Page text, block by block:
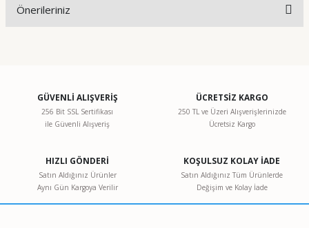
Önerileriniz
Görüş ve önerileriniz için teşekkür ederiz.
Ürün resmi kalitesiz, bozuk veya görüntülenemiyor.
Ürün bilgilerinde hatalar bulunuyor.
Ürün fiyatı diğer sitelerden daha pahalı.
GÜVENLİ ALIŞVERİŞ
256 Bit SSL Sertifikası
ile Güvenli Alışveriş
ÜCRETSİZ KARGO
250 TL ve Üzeri Alışverişlerinizde
Ücretsiz Kargo
HIZLI GÖNDERİ
Satın Aldığınız Ürünler
Aynı Gün Kargoya Verilir
KOŞULSUZ KOLAY İADE
Satın Aldığınız Tüm Ürünlerde
Değişim ve Kolay İade